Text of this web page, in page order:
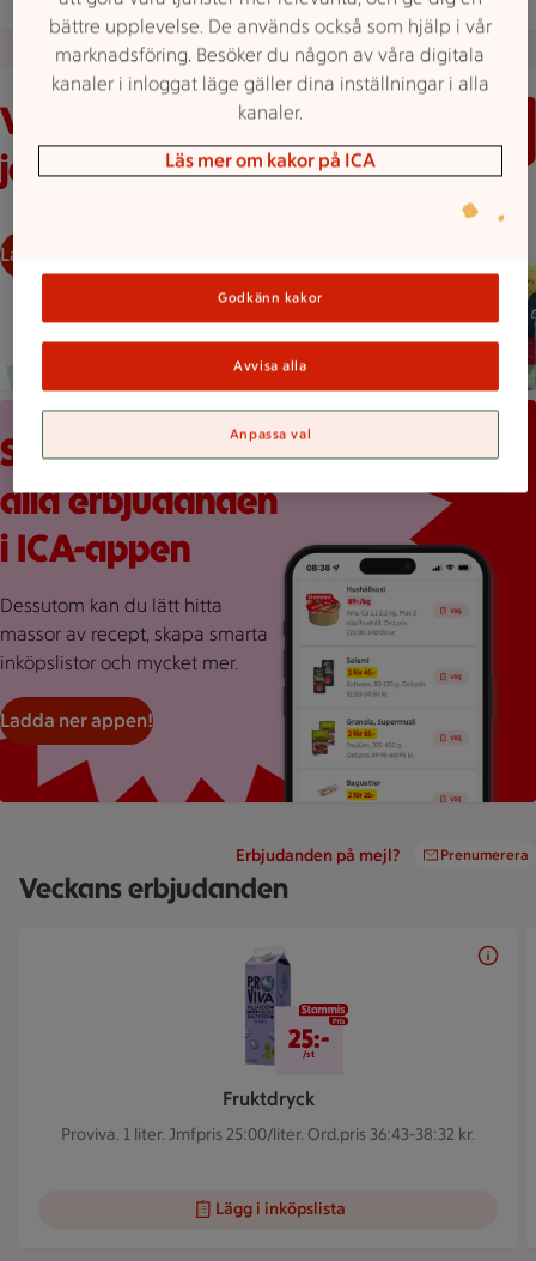
Varuberg med massor av varor från olika leverantörer
Varor till priser som tål att
jämföras
Lågt pris varje dag
Röd bakgrund med stor rosa splash, en mobilskärmvy som
Scrolla veckans
alla erbjudanden
i ICA-appen
Dessutom kan du lätt hitta
massor av recept, skapa smarta
inköpslistor och mycket mer.
Ladda ner appen!
Erbjudanden på mejl? Prenumerera
Veckans erbjudanden
Bildspel med 3 bilder.
Fruktdryck
Proviva. 1 liter. Jmfpris 25:00/liter. Ord.pris 36:43-38:32 kr.
25 kr/st
25:-
/st
Lägg i inköpslista
bättre upplevelse. De används också som hjälp i vår
marknadsföring. Besöker du någon av våra digitala
kanaler i inloggat läge gäller dina inställningar i alla
kanaler.
Läs mer om kakor på ICA
Godkänn kakor
Avvisa alla
Anpassa val